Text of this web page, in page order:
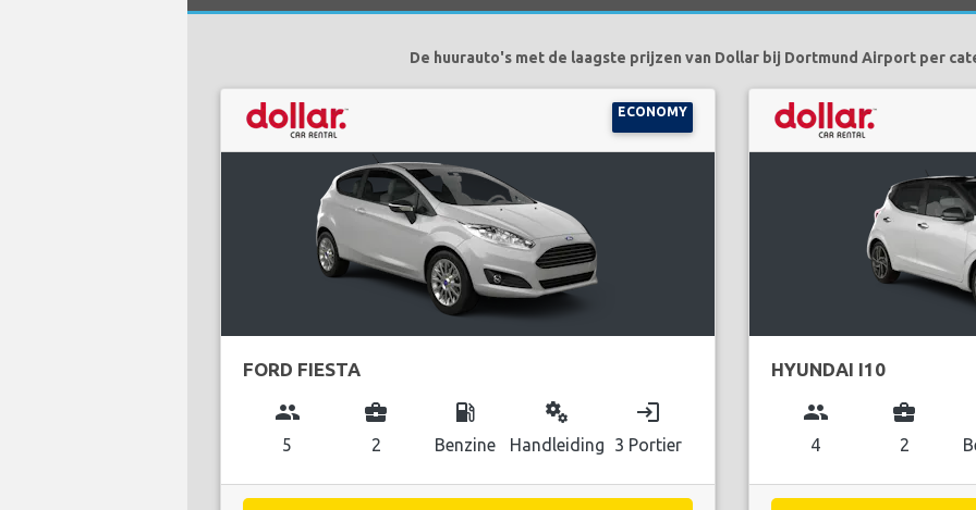
De huurauto's met de laagste prijzen van Dollar bij Dortmund Airport per
ECONOMY
FORD FIESTA
group
5
business_center
2
local_gas_station
Benzine
miscellaneous_services
Handleiding
login
3 Portier
HYUNDAI I10
group
4
business_center
2